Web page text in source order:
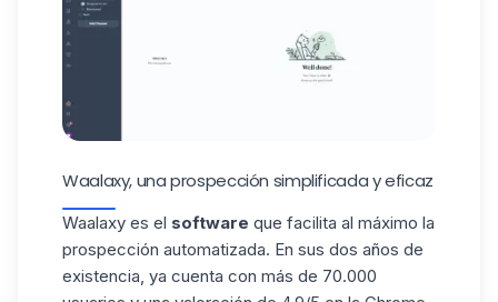
Waalaxy, una prospección simplificada y eficaz
Waalaxy es el software que facilita al máximo la
prospección automatizada. En sus dos años de
existencia, ya cuenta con más de 70.000